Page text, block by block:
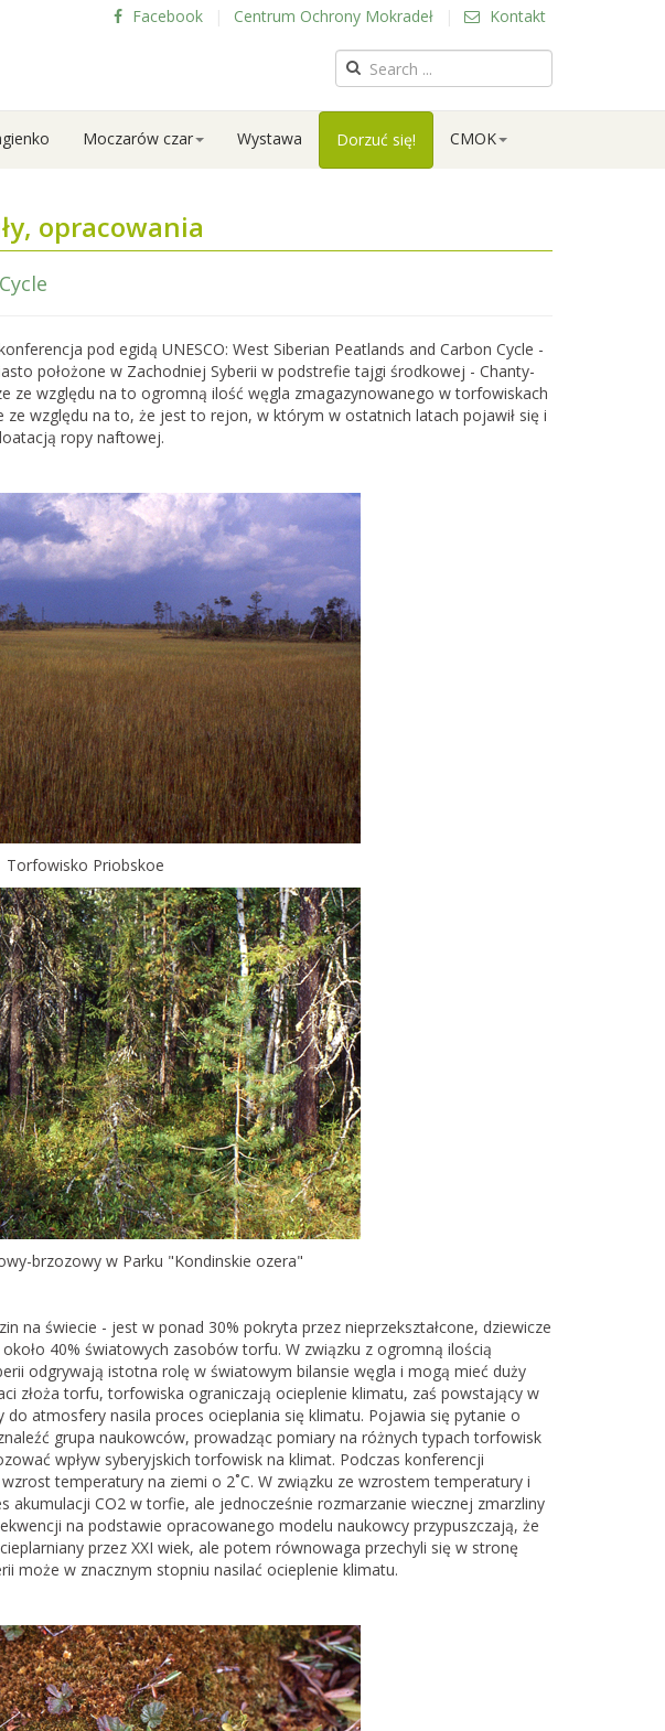
Facebook | Centrum Ochrony Mokradeł | Kontakt
Moczarów czar Wystawa Dorzuć się! CMOK
opracowania
pod egidą UNESCO: West Siberian Peatlands and Carbon Cycle -
położone w Zachodniej Syberii w podstrefie tajgi środkowej - Chanty-
ze względu na to ogromną ilość węgla zmagazynowanego w torfowiskach
ze względu na to, że jest to rejon, w którym w ostatnich latach pojawił się i
ropy naftowej.
Torfowisko Priobskoe
brzozowy w Parku "Kondinskie ozera"
na świecie - jest w ponad 30% pokryta przez nieprzekształcone, dziewicze
40% światowych zasobów torfu. W związku z ogromną ilością
odgrywają istotna rolę w światowym bilansie węgla i mogą mieć duży
złoża torfu, torfowiska ograniczają ocieplenie klimatu, zaś powstający w
atmosfery nasila proces ocieplania się klimatu. Pojawia się pytanie o
grupa naukowców, prowadząc pomiary na różnych typach torfowisk
wpływ syberyjskich torfowisk na klimat. Podczas konferencji
temperatury na ziemi o 2˚C. W związku ze wzrostem temperatury i
akumulacji CO2 w torfie, ale jednocześnie rozmarzanie wiecznej zmarzliny
na podstawie opracowanego modelu naukowcy przypuszczają, że
przez XXI wiek, ale potem równowaga przechyli się w stronę
może w znacznym stopniu nasilać ocieplenie klimatu.